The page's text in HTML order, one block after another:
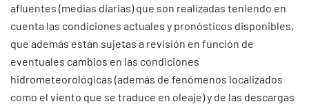
afluentes (medias diarias) que son realizadas teniendo en
cuenta las condiciones actuales y pronósticos disponibles,
que además están sujetas a revisión en función de
eventuales cambios en las condiciones
hidrometeorológicas (además de fenómenos localizados
como el viento que se traduce en oleaje) y de las descargas